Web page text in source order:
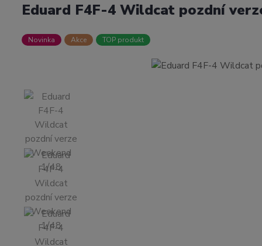
Eduard F4F-4 Wildcat pozdní
Novinka Akce TOP produkt